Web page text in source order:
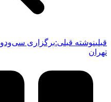
قبلینوشته قبلی:برگزاری
تهران